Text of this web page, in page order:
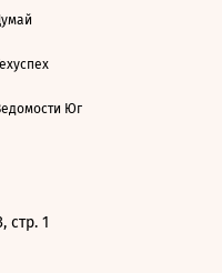
Юг
стр. 1